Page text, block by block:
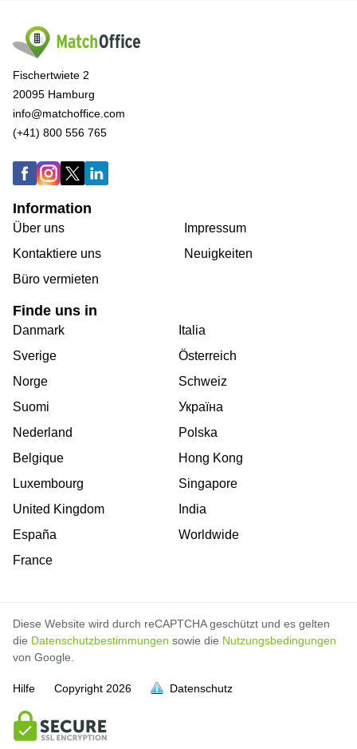
voll
voll
voll
voll
voll
voll
voll
voll
voll
voll
Fischertwiete 2
20095 Hamburg
info@matchoffice.com
(+41) 800 556 765
Information
Über uns
Kontaktiere uns
Büro vermieten
Impressum
Neuigkeiten
Finde uns in
Danmark
Sverige
Norge
Suomi
Nederland
Belgique
Luxembourg
United Kingdom
España
France
Italia
Österreich
Schweiz
Україна
Polska
Hong Kong
Singapore
India
Worldwide
Diese Website wird durch reCAPTCHA geschützt und es gelten
die Datenschutzbestimmungen sowie die Nutzungsbedingungen
von Google.
Hilfe Copyright 2026 Datenschutz